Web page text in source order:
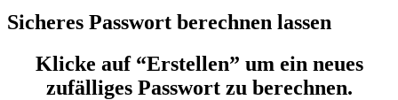
Sicheres Passwort berechnen lassen
Klicke auf “Erstellen” um ein neues
zufälliges Passwort zu berechnen.